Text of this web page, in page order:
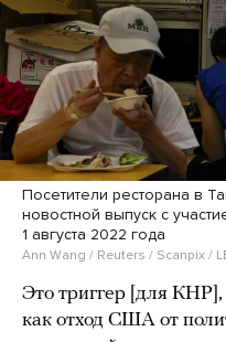
Посетители ресторана в
новостной выпуск с
1 августа 2022 года
Ann Wang / Reuters / Scanpix /
Это триггер [для КНР],
как отход США от